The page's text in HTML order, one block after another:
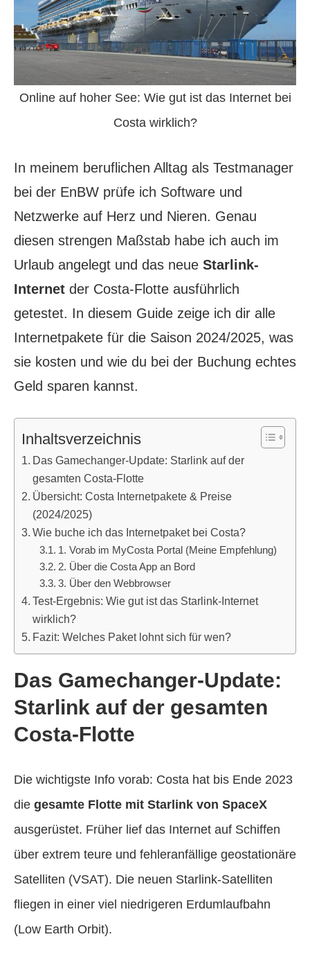
Online auf hoher See: Wie gut ist das Internet bei
Costa wirklich?
In meinem beruflichen Alltag als Testmanager
bei der EnBW prüfe ich Software und
Netzwerke auf Herz und Nieren. Genau
diesen strengen Maßstab habe ich auch im
Urlaub angelegt und das neue Starlink-
Internet der Costa-Flotte ausführlich
getestet. In diesem Guide zeige ich dir alle
Internetpakete für die Saison 2024/2025, was
sie kosten und wie du bei der Buchung echtes
Geld sparen kannst.
Inhaltsverzeichnis
Das Gamechanger-Update: Starlink auf der
gesamten Costa-Flotte
Übersicht: Costa Internetpakete & Preise
(2024/2025)
Wie buche ich das Internetpaket bei Costa?
1. Vorab im MyCosta Portal (Meine Empfehlung)
2. Über die Costa App an Bord
3. Über den Webbrowser
Test-Ergebnis: Wie gut ist das Starlink-Internet
wirklich?
Fazit: Welches Paket lohnt sich für wen?
Das Gamechanger-Update:
Starlink auf der gesamten
Costa-Flotte
Die wichtigste Info vorab: Costa hat bis Ende 2023
die gesamte Flotte mit Starlink von SpaceX
ausgerüstet. Früher lief das Internet auf Schiffen
über extrem teure und fehleranfällige geostationäre
Satelliten (VSAT). Die neuen Starlink-Satelliten
fliegen in einer viel niedrigeren Erdumlaufbahn
(Low Earth Orbit).